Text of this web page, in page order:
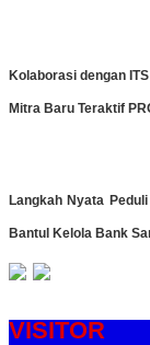
Kolaborasi dengan
Mitra Baru Teraktif
Langkah Nyata
Bantul Kelola Bank
VISITOR